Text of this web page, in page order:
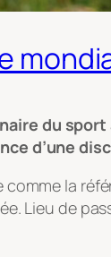
du
d’une
la
Lieu de